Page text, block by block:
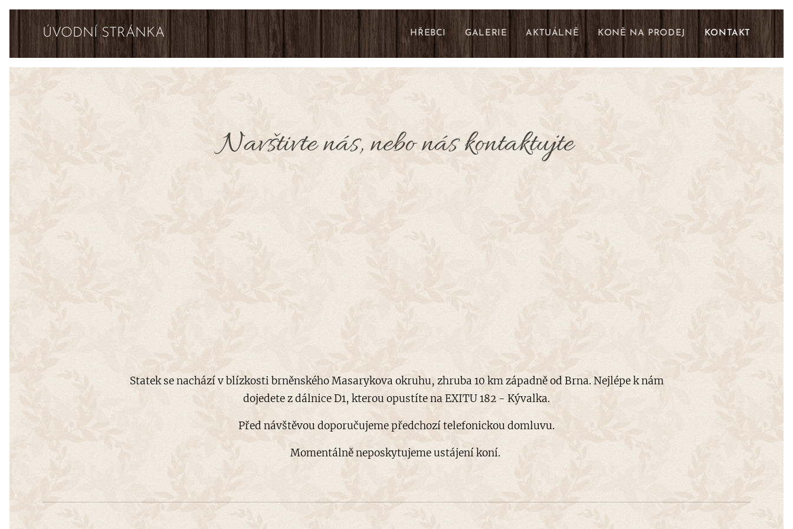
ÚVODNÍ STRÁNKA HŘEBCI GALERIE AKTUÁLNĚ KONĚ NA PRODEJ KONTAKT
Navštivte nás, nebo nás kontaktujte
Statek se nachází v blízkosti brněnského Masarykova okruhu, zhruba 10 km západně od Brna. Nejlépe k nám
dojedete z dálnice D1, kterou opustíte na EXITU 182 - Kývalka.
Před návštěvou doporučujeme předchozí telefonickou domluvu.
Momentálně neposkytujeme ustájení koní.